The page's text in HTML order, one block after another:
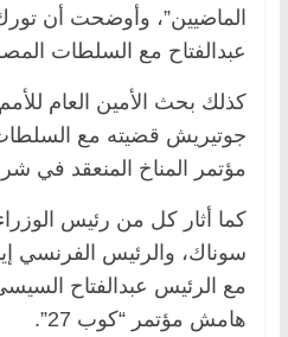
الماضيين”، وأوضحت أن
عبدالفتاح مع السلطات
كذلك بحث الأمين العام
جوتيريش قضيته مع
مؤتمر المناخ المنعقد في
كما أثار كل من رئيس
سوناك، والرئيس الفرنسي
مع الرئيس عبدالفتاح
هامش مؤتمر “كوب 27”.